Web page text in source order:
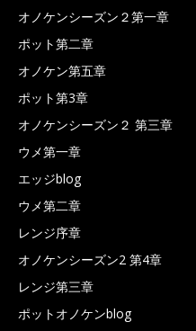
オノケンシーズン２第一章
ポット第二章
オノケン第五章
ポット第3章
オノケンシーズン２ 第三章
ウメ第一章
エッジblog
ウメ第二章
レンジ序章
オノケンシーズン2 第4章
レンジ第三章
ポットオノケンblog